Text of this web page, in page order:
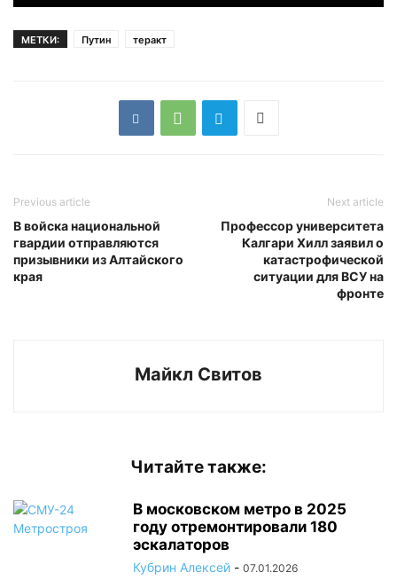
МЕТКИ: Путин теракт
Previous article
В войска национальной
гвардии отправляются
призывники из Алтайского
края
Next article
Профессор университета
Калгари Хилл заявил о
катастрофической
ситуации для ВСУ на
фронте
Майкл Свитов
Читайте также:
В московском метро в 2025
году отремонтировали 180
эскалаторов
Кубрин Алексей - 07.01.2026